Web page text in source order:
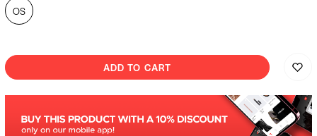
OS
ADD TO CART